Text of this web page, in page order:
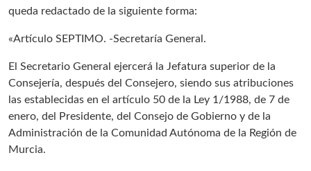
queda redactado de la siguiente forma:
«Artículo SEPTIMO. -Secretaría General.
El Secretario General ejercerá la Jefatura superior de la
Consejería, después del Consejero, siendo sus atribuciones
las establecidas en el artículo 50 de la Ley 1/1988, de 7 de
enero, del Presidente, del Consejo de Gobierno y de la
Administración de la Comunidad Autónoma de la Región de
Murcia.